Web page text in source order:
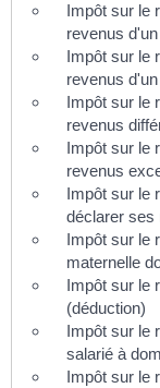
Impôt sur le
revenus
Impôt sur le
revenus
Impôt sur le
revenus
Impôt sur le
revenus
Impôt sur le
déclarer ses
Impôt sur le
maternelle
Impôt sur le
(déduction)
Impôt sur le
salarié à
Impôt sur le